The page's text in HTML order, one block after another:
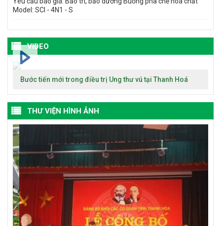
Model: SCI - 4N1 - S
VIDEO
Bước tiến mới trong điều trị Ung thư vú tại Thanh Hoá
THƯ VIỆN HÌNH ẢNH